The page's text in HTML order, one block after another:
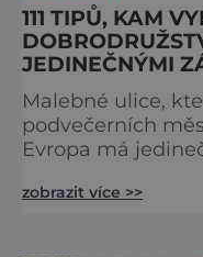
111 TIPŮ, KAM
JEDINEČNÝMI
Malebné ulice,
podvečerních
Evropa má
zve na cestu
zobrazit více >>